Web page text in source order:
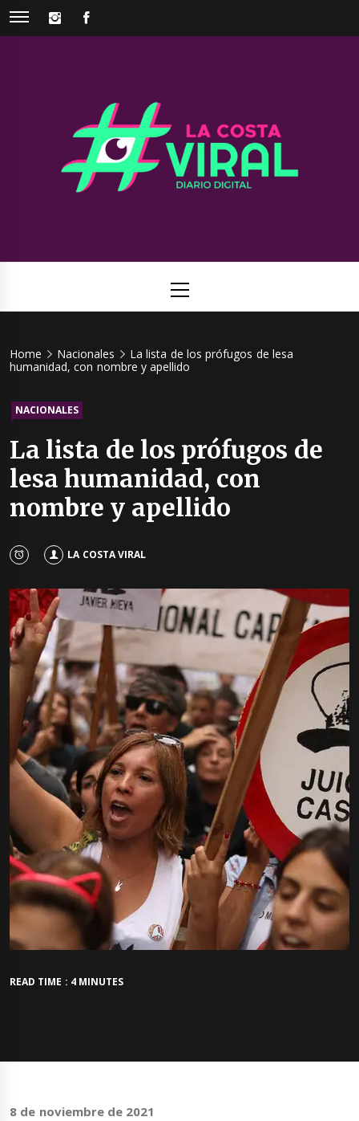
Skip
INSTAGRAM
Viral
Menu
Home Nacionales
La lista de los prófugos de lesa
humanidad, con nombre y apellido
NACIONALES
La lista de los prófugos de
lesa humanidad, con
nombre y apellido
LA COSTA VIRAL
READ TIME : 4 MINUTES
8 de noviembre de 2021